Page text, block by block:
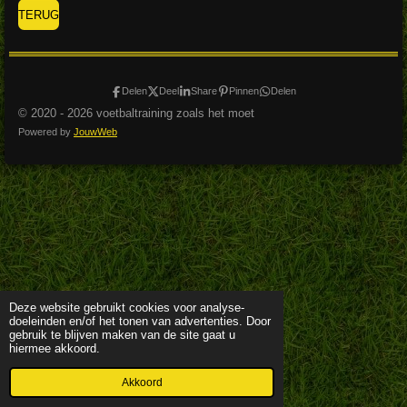
Deze website gebruikt cookies voor analyse-
doeleinden en/of het tonen van advertenties. Door
gebruik te blijven maken van de site gaat u
hiermee akkoord.
Akkoord
TERUG
Delen Deel Share Pinnen Delen
© 2020 - 2026 voetbaltraining zoals het moet
Powered by JouwWeb